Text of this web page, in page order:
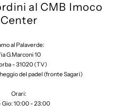
al CMB Imoco
Center
al Palaverde:
G.Marconi 10
- 31020 (TV)
del padel (fronte Sagari)
Orari:
Gio: 10:00 - 23:00